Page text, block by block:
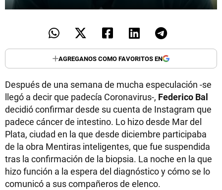
AGREGANOS COMO FAVORITOS EN
Después de una semana de mucha especulación -se
llegó a decir que padecía Coronavirus-, Federico Bal
decidió confirmar desde su cuenta de Instagram que
padece cáncer de intestino. Lo hizo desde Mar del
Plata, ciudad en la que desde diciembre participaba
de la obra Mentiras inteligentes, que fue suspendida
tras la confirmación de la biopsia. La noche en la que
hizo función a la espera del diagnóstico y cómo se lo
comunicó a sus compañeros de elenco.